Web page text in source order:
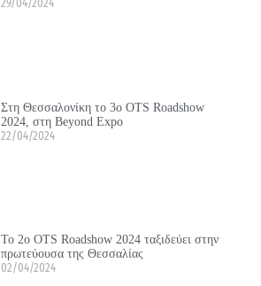
Στη Θεσσαλονίκη το 3ο OTS Roadshow
2024, στη Beyond Expo
22/04/2024
Το 2ο OTS Roadshow 2024 ταξιδεύει στην
πρωτεύουσα της Θεσσαλίας
02/04/2024